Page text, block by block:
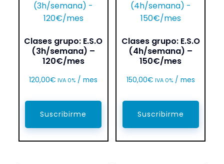
Clases grupo: E.S.O
(3h/semana) –
120€/mes
120,00€ IVA 0% / mes
Suscribirme
Clases grupo: E.S.O
(4h/semana) –
150€/mes
150,00€ IVA 0% / mes
Suscribirme